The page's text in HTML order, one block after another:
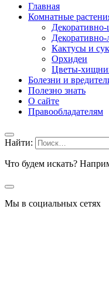
Главная
Комнатные
Кактусы и
Орхидеи
Цветы-
Болезни и
Полезно знать
О сайте
Правообладателям
Найти:
Что будем искать?
Мы в социальных сетях